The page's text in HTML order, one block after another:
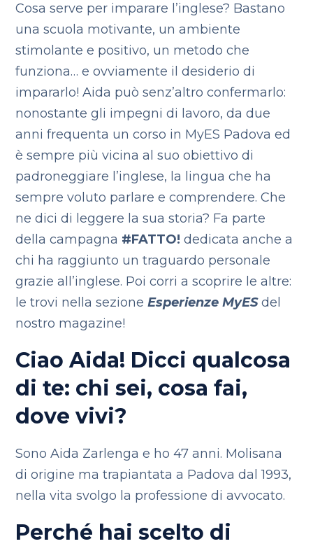
Cosa serve per imparare l’inglese? Bastano
una scuola motivante, un ambiente
stimolante e positivo, un metodo che
funziona… e ovviamente il desiderio di
impararlo! Aida può senz’altro confermarlo:
nonostante gli impegni di lavoro, da due
anni frequenta un corso in MyES Padova ed
è sempre più vicina al suo obiettivo di
padroneggiare l’inglese, la lingua che ha
sempre voluto parlare e comprendere. Che
ne dici di leggere la sua storia? Fa parte
della campagna #FATTO!dedicata anche a
chi ha raggiunto un traguardo personale
grazie all’inglese. Poi corri a scoprire le altre:
le trovi nella sezioneEsperienze MyESdel
nostro magazine!
Ciao Aida! Dicci qualcosa
di te: chi sei, cosa fai,
dove vivi?
Sono Aida Zarlenga e ho 47 anni. Molisana
di origine ma trapiantata a Padova dal 1993,
nella vita svolgo la professione di avvocato.
Perché hai scelto di